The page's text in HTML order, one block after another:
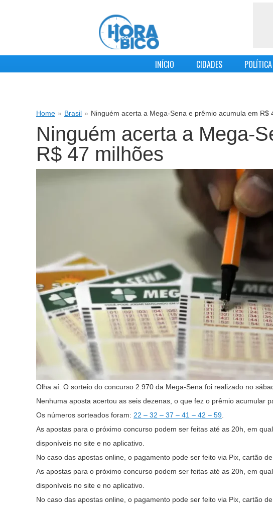
INÍCIO CIDADES POLÍTICA
Home » Brasil » Ninguém acerta a Mega-Sena e prêmio acumula em R$
Ninguém acerta a Mega-
R$ 47 milhões
Olha aí. O sorteio do concurso 2.970 da Mega-Sena foi realizado no
Nenhuma aposta acertou as seis dezenas, o que fez o prêmio acumular
Os números sorteados foram: 22 – 32 – 37 – 41 – 42 – 59
As apostas para o próximo concurso podem ser feitas até as 20h, em
disponíveis no site e no aplicativo.
No caso das apostas online, o pagamento pode ser feito via Pix, cartão
As apostas para o próximo concurso podem ser feitas até as 20h, em
disponíveis no site e no aplicativo.
No caso das apostas online, o pagamento pode ser feito via Pix, cartão